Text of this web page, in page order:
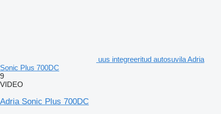
uus integreeritud autosuvila Adria
Sonic Plus 700DC
9
VIDEO
Adria Sonic Plus 700DC